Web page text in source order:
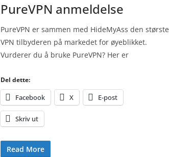
PureVPN anmeldelse
PureVPN er sammen med HideMyAss den største
VPN tilbyderen på markedet for øyeblikket.
Vurderer du å bruke PureVPN? Her er
Del dette:
Facebook X E-post
Skriv ut
Read More